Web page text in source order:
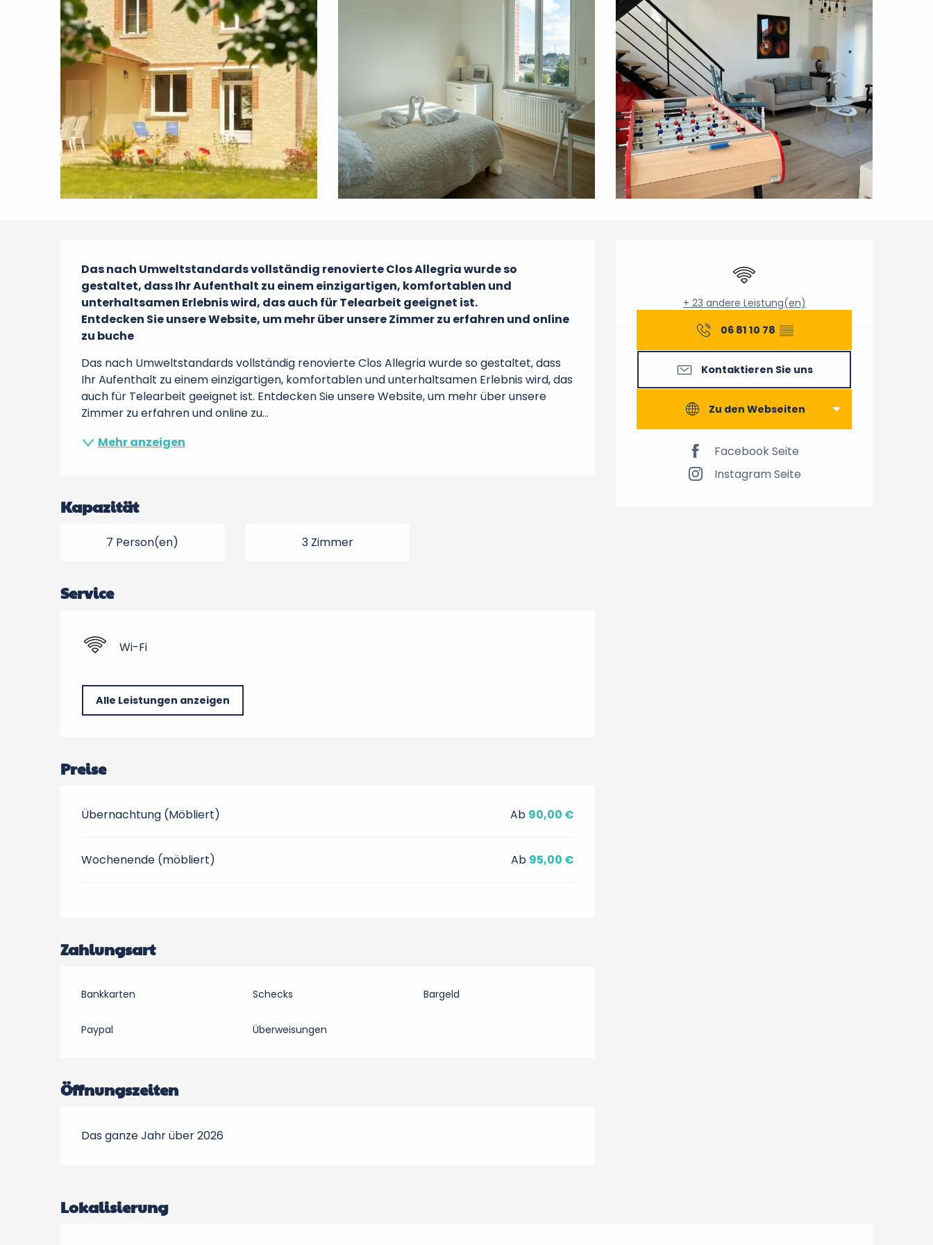
Öffnungszeiten &
Wi-Fi
+ 23 andere Leistung(en)
06 81 10 78 ▒▒
Kontaktieren Sie uns
Zu den Webseiten
Facebook Seite
Instagram Seite
Beschreibung
Das nach Umweltstandards vollständig renovierte Clos Allegria wurde so
gestaltet, dass Ihr Aufenthalt zu einem einzigartigen, komfortablen und
unterhaltsamen Erlebnis wird, das auch für Telearbeit geeignet ist.
Entdecken Sie unsere Website, um mehr über unsere Zimmer zu erfahren und online
zu buche
Das nach Umweltstandards vollständig renovierte Clos Allegria wurde so gestaltet, dass
Ihr Aufenthalt zu einem einzigartigen, komfortablen und unterhaltsamen Erlebnis wird, das
auch für Telearbeit geeignet ist. Entdecken Sie unsere Website, um mehr über unsere
Zimmer zu erfahren und online zu...
Mehr anzeigen
Kapazität
7 Person(en) 3 Zimmer
Service
Wi-Fi
Alle Leistungen anzeigen
Preise
Übernachtung (Möbliert) Ab 90,00 €
Wochenende (möbliert) Ab 95,00 €
Zahlungsart
Bankkarten Schecks Bargeld
Paypal Überweisungen
Öffnungszeiten
Das ganze Jahr über 2026
Lokalisierung